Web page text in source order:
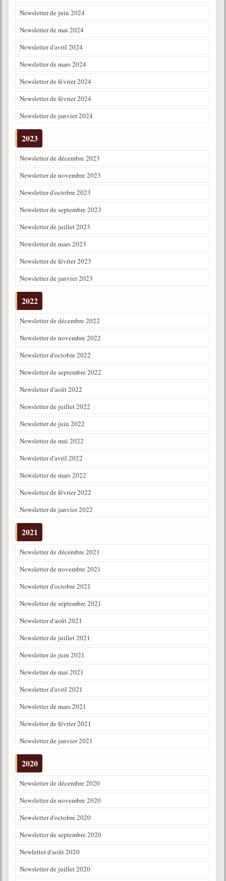
Belgique, Lux. et Canada
Fédérations spirites
Médias spirites
@
Newsletter de juin 2024
Newsletter de mai 2024
Newsletter d'avril 2024
Newsletter de mars 2024
Newsletter de février 2024
Newsletter de février 2024
Newsletter de janvier 2024
2023
Newsletter de décembre 2023
Newsletter de novembre 2023
Newsletter d'octobre 2023
Newsletter de septembre 2023
Newsletter de juillet 2023
Newsletter de mars 2023
Newsletter de février 2023
Newsletter de janvier 2023
2022
Newsletter de décembre 2022
Newsletter de novembre 2022
Newsletter d'octobre 2022
Newsletter de septembre 2022
Newsletter d'août 2022
Newsletter de juillet 2022
Newsletter de juin 2022
Newsletter de mai 2022
Newsletter d'avril 2022
Newsletter de mars 2022
Newsletter de février 2022
Newsletter de janvier 2022
2021
Newsletter de décembre 2021
Newsletter de novembre 2021
Newsletter d'octobre 2021
Newsletter de septembre 2021
Newsletter d'août 2021
Newsletter de juillet 2021
Newsletter de juin 2021
Newsletter de mai 2021
Newsletter d'avril 2021
Newsletter de mars 2021
Newsletter de février 2021
Newsletter de janvier 2021
2020
Newsletter de décembre 2020
Newsletter de novembre 2020
Newsletter d'octobre 2020
Newsletter de septembre 2020
Newletter d'août 2020
Newsletter de juillet 2020